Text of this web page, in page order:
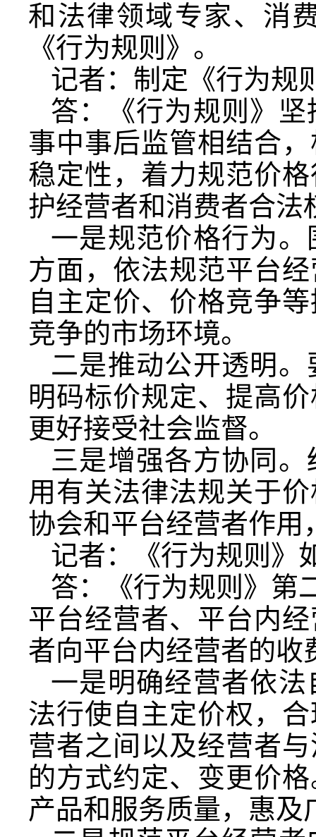
和法律领域专家、消
《行为规则》。
记者：制定《行为规
答：《行为规则》
事中事后监管相结合
稳定性，着力规范价
护经营者和消费者合法
一是规范价格行为
方面，依法规范平台
自主定价、价格竞争
竞争的市场环境。
二是推动公开透明
明码标价规定、提高
更好接受社会监督。
三是增强各方协同
用有关法律法规关于
协会和平台经营者作用
记者：《行为规则》
答：《行为规则》第
平台经营者、平台内
者向平台内经营者的收
一是明确经营者依
法行使自主定价权，
营者之间以及经营者
的方式约定、变更价
产品和服务质量，惠及